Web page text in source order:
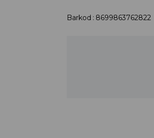
Barkod : 8699863762822